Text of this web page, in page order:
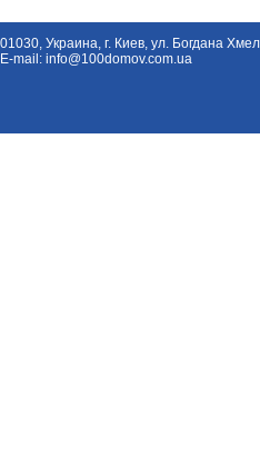
01030, Украина, г. Киев, ул. Богдана
E-mail: info@100domov.com.ua